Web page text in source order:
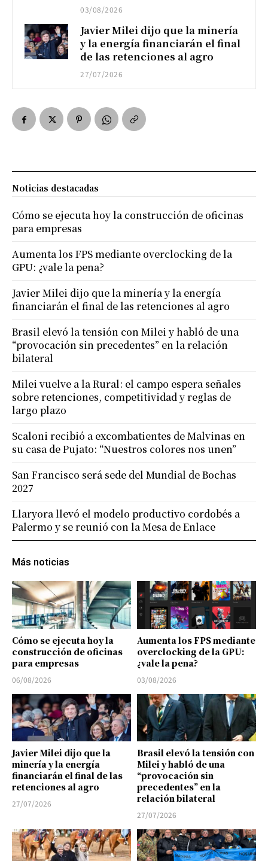
03/08/2026
Javier Milei dijo que la minería
y la energía financiarán el final
de las retenciones al agro
27/07/2026
Más noticias
Cómo se ejecuta hoy la
construcción de oficinas
para empresas
06/08/2026
Aumenta los FPS mediante
overclocking de la GPU:
¿vale la pena?
03/08/2026
Javier Milei dijo que la
minería y la energía
financiarán el final de las
retenciones al agro
27/07/2026
Brasil elevó la tensión con
Milei y habló de una
“provocación sin
precedentes” en la
relación bilateral
27/07/2026
Noticias destacadas
Cómo se ejecuta hoy la construcción de oficinas
para empresas
Aumenta los FPS mediante overclocking de la
GPU: ¿vale la pena?
Javier Milei dijo que la minería y la energía
financiarán el final de las retenciones al agro
Brasil elevó la tensión con Milei y habló de una
“provocación sin precedentes” en la relación
bilateral
Milei vuelve a la Rural: el campo espera señales
sobre retenciones, competitividad y reglas de
largo plazo
Scaloni recibió a excombatientes de Malvinas en
su casa de Pujato: “Nuestros colores nos unen”
San Francisco será sede del Mundial de Bochas
2027
Llaryora llevó el modelo productivo cordobés a
Palermo y se reunió con la Mesa de Enlace